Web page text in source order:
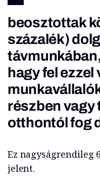
beosztottak
százalék)
hagy fel ezzel
részben vagy
otthontól fog
Ez nagyságrendileg
jelent.